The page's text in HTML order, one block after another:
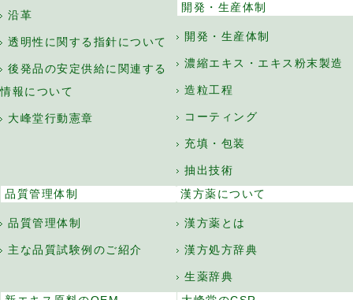
沿革
透明性に関する指針について
後発品の安定供給に関連する
情報について
大峰堂行動憲章
開発・生産体制
開発・生産体制
濃縮エキス・エキス粉末製造
造粒工程
コーティング
充填・包装
抽出技術
品質管理体制
品質管理体制
主な品質試験例のご紹介
漢方薬について
漢方薬とは
漢方処方辞典
生薬辞典